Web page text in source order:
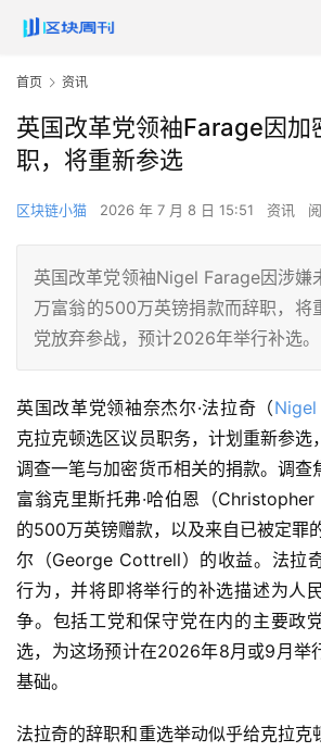
首页 资讯
英国改革党领袖Farage因加
职，将重新参选
区块链小猫 2026 年 7 月 8 日 15:51 资讯
英国改革党领袖Nigel Farage因涉嫌
万富翁的500万英镑捐款而辞职，将
党放弃参战，预计2026年举行补选。
英国改革党领袖奈杰尔·法拉奇（
克拉克顿选区议员职务，计划重新参选
调查一笔与加密货币相关的捐款。调查
富翁克里斯托弗·哈伯恩（
的500万英镑赠款，以及来自已被定罪
尔（George Cottrell）的收益。法拉
行为，并将即将举行的补选描述为人
争。包括工党和保守党在内的主要政
选，为这场预计在2026年8月或9月举
基础。
法拉奇的辞职和重选举动似乎给克拉克